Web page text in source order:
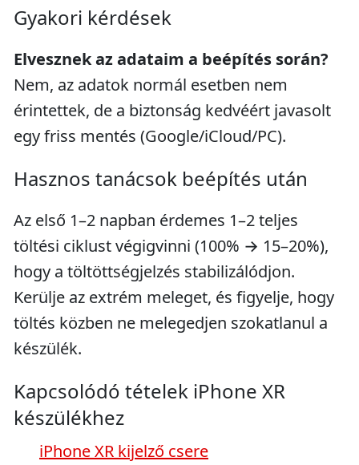
Gyakori kérdések
Elvesznek az adataim a beépítés során?
Nem, az adatok normál esetben nem
érintettek, de a biztonság kedvéért javasolt
egy friss mentés (Google/iCloud/PC).
Hasznos tanácsok beépítés után
Az első 1–2 napban érdemes 1–2 teljes
töltési ciklust végigvinni (100% → 15–20%),
hogy a töltöttségjelzés stabilizálódjon.
Kerülje az extrém meleget, és figyelje, hogy
töltés közben ne melegedjen szokatlanul a
készülék.
Kapcsolódó tételek iPhone XR
készülékhez
iPhone XR kijelző csere